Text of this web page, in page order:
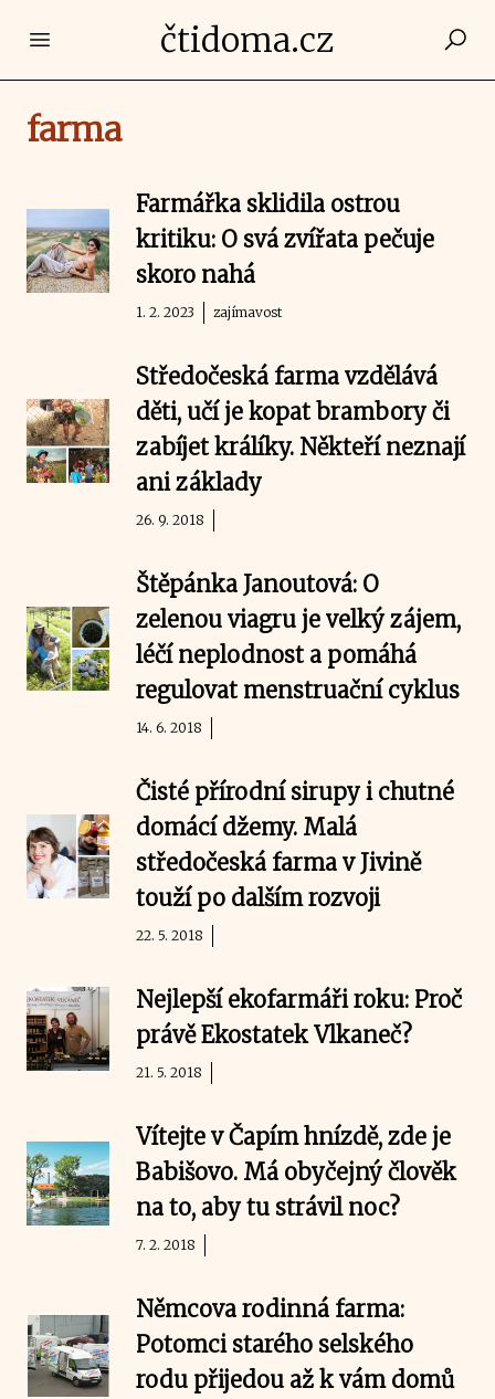
Open main menučtidoma.cz
farma
Farmářka sklidila ostrou
kritiku: O svá zvířata pečuje
skoro nahá
1. 2. 2023 zajímavost
Středočeská farma vzdělává
děti, učí je kopat brambory či
zabíjet králíky. Někteří neznají
ani základy
26. 9. 2018
Štěpánka Janoutová: O
zelenou viagru je velký zájem,
léčí neplodnost a pomáhá
regulovat menstruační cyklus
14. 6. 2018
Čisté přírodní sirupy i chutné
domácí džemy. Malá
středočeská farma v Jivině
touží po dalším rozvoji
22. 5. 2018
Nejlepší ekofarmáři roku: Proč
právě Ekostatek Vlkaneč?
21. 5. 2018
Vítejte v Čapím hnízdě, zde je
Babišovo. Má obyčejný člověk
na to, aby tu strávil noc?
7. 2. 2018
Němcova rodinná farma:
Potomci starého selského
rodu přijedou až k vám domů